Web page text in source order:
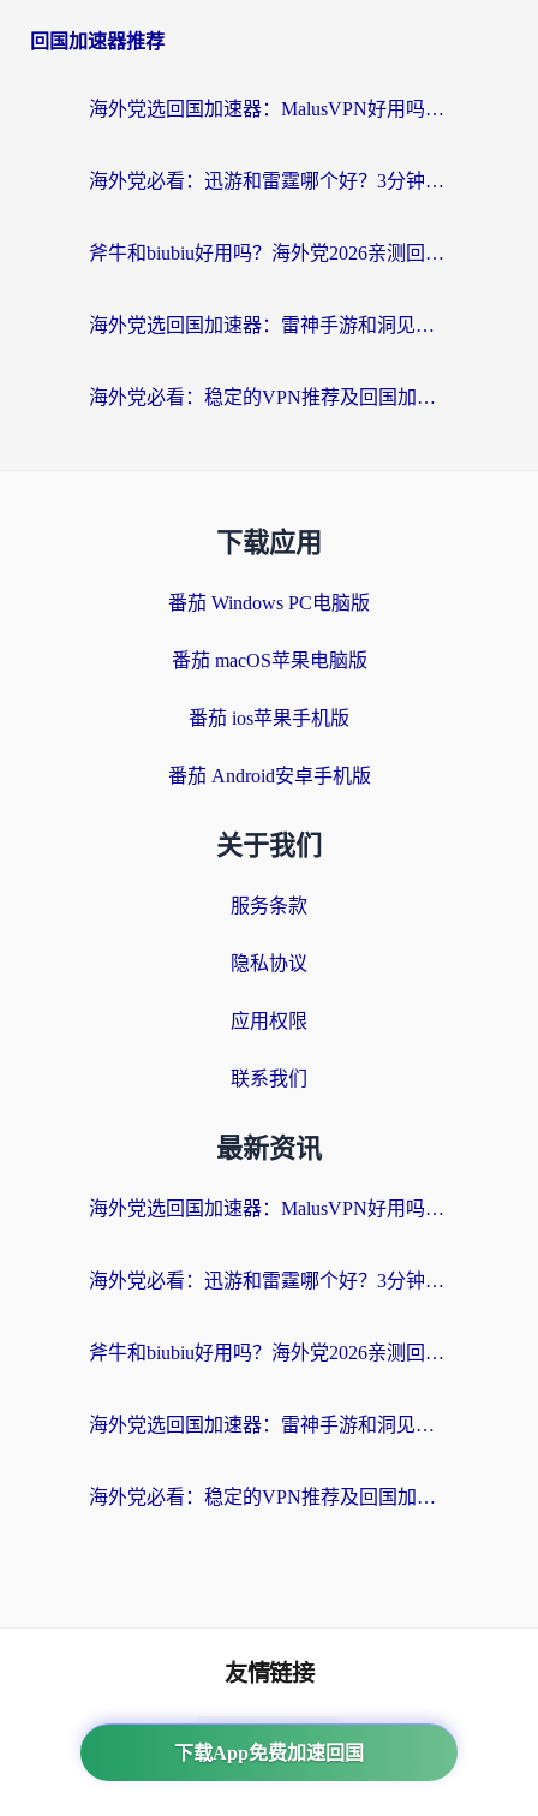
回国加速器推荐
海外党选回国加速器：MalusVPN好用吗？和快帆VPN哪个好？附真实对比与避坑指南
海外党必看：迅游和雷霆哪个好？3分钟教你选对回国加速器，无缝刷国内剧玩手游
斧牛和biubiu好用吗？海外党2026亲测回国加速器指南，附番茄加速器深度体验
海外党选回国加速器：雷神手游和洞见哪个好？附iPhone免费VPN推荐及ChickCNUfunR实测
海外党必看：稳定的VPN推荐及回国加速器选择全攻略——告别地域限制，轻松刷国内资源
下载应用
番茄 Windows PC电脑版
番茄 macOS苹果电脑版
番茄 ios苹果手机版
番茄 Android安卓手机版
关于我们
服务条款
隐私协议
应用权限
联系我们
最新资讯
海外党选回国加速器：MalusVPN好用吗？和快帆VPN哪个好？附真实对比与避坑指南
海外党必看：迅游和雷霆哪个好？3分钟教你选对回国加速器，无缝刷国内剧玩手游
斧牛和biubiu好用吗？海外党2026亲测回国加速器指南，附番茄加速器深度体验
海外党选回国加速器：雷神手游和洞见哪个好？附iPhone免费VPN推荐及ChickCNUfunR实测
海外党必看：稳定的VPN推荐及回国加速器选择全攻略——告别地域限制，轻松刷国内资源
下载App免费加速回国
友情链接
海外回国加速器